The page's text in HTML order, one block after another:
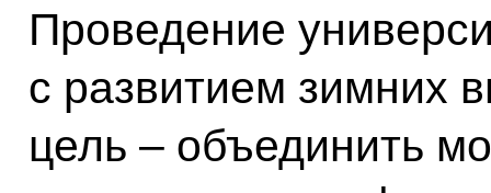
Проведение
с развитием зимних
цель – объединить